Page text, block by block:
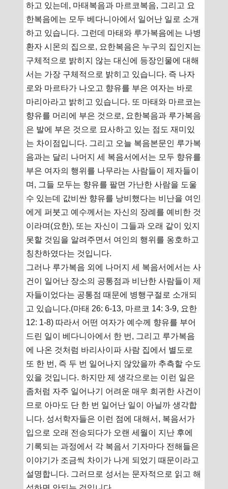
하고 있는데, 마태복음과 마르코복음, 그리고 요
한복음에는 모두 베다니아에서 일어난 일로 소개
하고 있습니다. 그런데 마태와 루가복음에는 나병
환자 시몬의 집으로, 요한복음은 누구의 집인지는
구체적으로 밝히지 않는 대신에 등장인물에 대해
서는 가장 구체적으로 밝히고 있습니다. 즉 나자
로와 마르타가 나오고 향유를 부은 여자는 바로
마리아라고 밝히고 있습니다. 또 마태와 마르코는
향유를 머리에 부은 것으로, 요한복음과 루가복음
은 발에 부은 것으로 묘사하고 있는 점도 재미있
는 차이점입니다. 그리고 오늘 복음본문인 루가복
음과는 달리 나머지 세 복음서에서는 모두 향유를
부은 여자의 행위를 나무라는 사람들이 제자들이
며, 그들 모두는 향유를 팔면 가난한 사람을 도울
수 있는데 값비싼 향유를 낭비했다는 비난을 여인
에게 퍼붓고 예수께서는 자신의 장례를 예비한 것
이라며(요한), 또는 자신이 그들과 오래 같이 있지
못할 것임을 알려주면서 여인의 행위를 옹호하고
칭찬하였다는 것입니다.
그러나 루가복음 외에 나머지 세 복음서에서는 사
건이 일어난 장소의 공통점과 비난한 사람들이 제
자들이었다는 공통점 때문에 병행구절로 소개되
고 있습니다.(마태 26: 6-13, 마르코 14: 3-9, 요한
12: 1-8) 따라서 어떤 여자가 예수께 향유를 부어
드린 일이 베다니아에서 한 번, 그리고 루가복음
에 나온 것처럼 바리사이파 사람 집에서 별도로
또 한 번, 즉 두 번 일어나지 않았을까 추측할 수도
있을 것입니다. 하지만 제 생각으로는 이런 일은
좀처럼 자주 일어나기 어려운 매우 희귀한 사건이
므로 아마도 단 한 번 일어난 일이 아닐까 생각합
니다. 성서학자들은 이런 점에 대해서, 복음서가
입으로 오래 전승되다가 오랜 세월이 지난 후에
기록되는 과정에서 각 복음서 기자마다 전해들은
이야기가 조금씩 차이가 나게 되었기 때문이라고
설명합니다. 그러므로 성서는 문자적으로 읽고 해